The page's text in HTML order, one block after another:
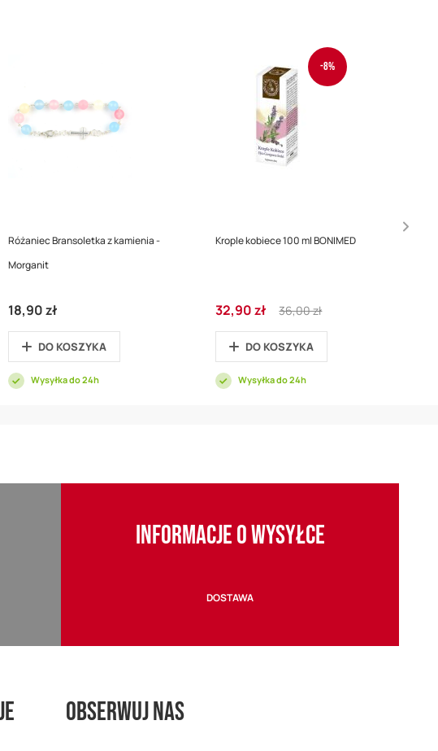
Różaniec Bransoletka z kamienia -
Morganit
18,90 zł
DO KOSZYKA
Wysyłka do 24h
-8%
Krople kobiece 100 ml BONIMED
Cena
promocyjna
32,90 zł
Regular
Price
36,00 zł
DO KOSZYKA
Wysyłka do 24h
INFORMACJE O WYSYŁCE
DOSTAWA
Obserwuj nas